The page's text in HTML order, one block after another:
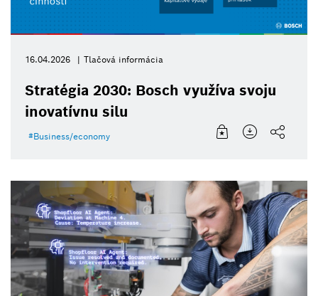
16.04.2026 Tlačová informácia
Stratégia 2030: Bosch využíva svoju
inovatívnu silu
Business/economy